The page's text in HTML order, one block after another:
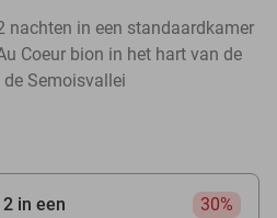
nachten in een standaardkamer
Coeur bion in het hart van de
Semoisvallei
in een
30%